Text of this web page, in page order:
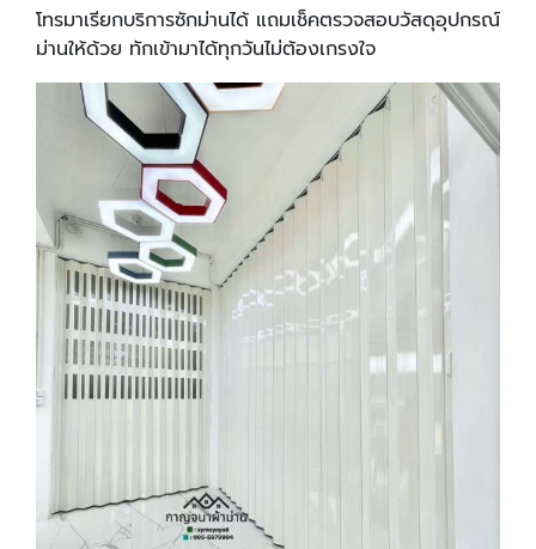
โทรมาเรียกบริการซักม่านได้ แถมเช็คตรวจสอบวัสดุอุปกรณ์
ม่านให้ด้วย ทักเข้ามาได้ทุกวันไม่ต้องเกรงใจ